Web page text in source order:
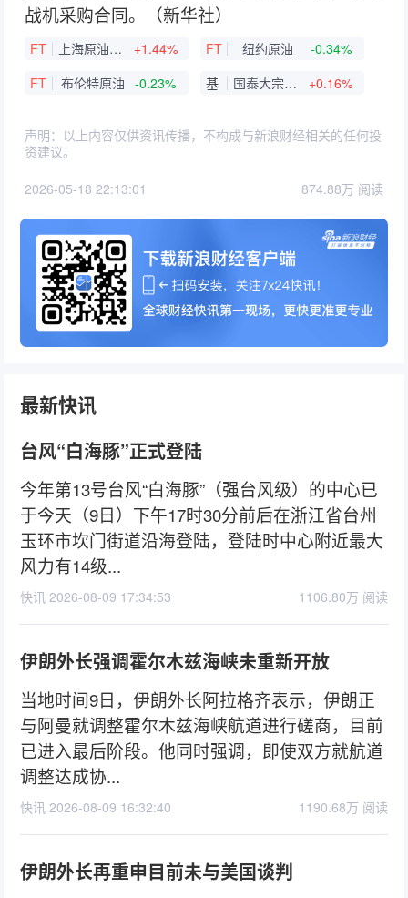
战机采购合同。（新华社）
FT 上海原油连续 +1.44% FT 纽约原油
-0.34%
FT
布伦特原油 -0.23% 基 国泰大宗商品(QDII-LOF)A +0.16%
声明：以上内容仅供资讯传播，不构成与新浪财经相关的任何投
资建议。
2026-05-18 22:13:01 874.88万 阅读
最新快讯
台风“白海豚”正式登陆
今年第13号台风“白海豚”（强台风级）的中心已
于今天（9日）下午17时30分前后在浙江省台州
玉环市坎门街道沿海登陆，登陆时中心附近最大
风力有14级...
快讯 2026-08-09 17:34:53 1106.80万 阅读
伊朗外长强调霍尔木兹海峡未重新开放
当地时间9日，伊朗外长阿拉格齐表示，伊朗正
与阿曼就调整霍尔木兹海峡航道进行磋商，目前
已进入最后阶段。他同时强调，即使双方就航道
调整达成协...
快讯 2026-08-09 16:32:40 1190.68万 阅读
伊朗外长再重申目前未与美国谈判